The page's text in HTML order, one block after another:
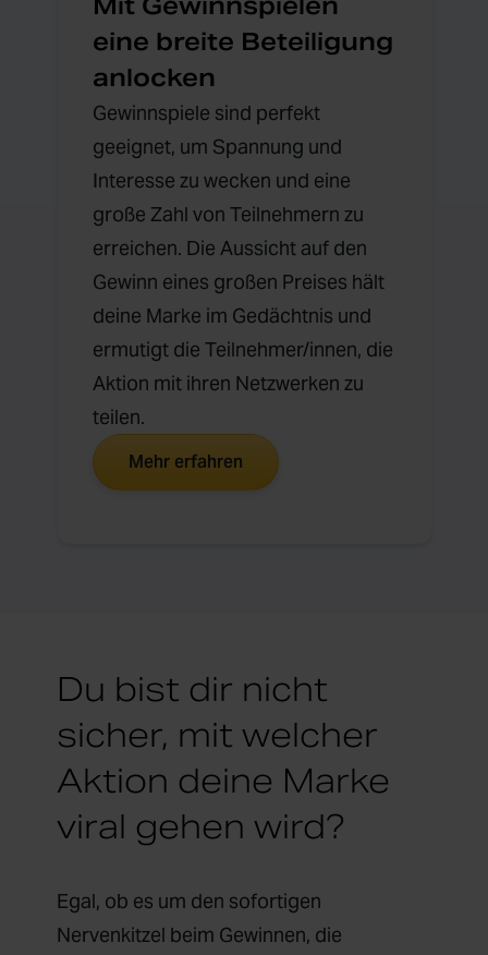
eine breite Beteiligung
anlocken
Gewinnspiele sind perfekt
geeignet, um Spannung und
Interesse zu wecken und eine
große Zahl von Teilnehmern zu
erreichen. Die Aussicht auf den
Gewinn eines großen Preises hält
deine Marke im Gedächtnis und
ermutigt die Teilnehmer/innen, die
Aktion mit ihren Netzwerken zu
teilen.
Mehr erfahren
Du bist dir nicht
sicher, mit welcher
Aktion deine Marke
viral gehen wird?
Egal, ob es um den sofortigen
Nervenkitzel beim Gewinnen, die